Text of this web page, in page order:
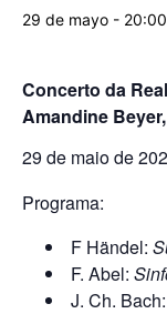
29 de mayo - 20:00
Concerto da
Amandine
29 de maio de
Programa:
F Händel:
F. Abel:
J. Ch.